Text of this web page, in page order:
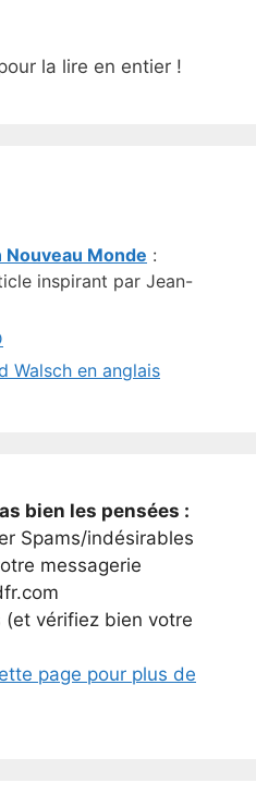
la lire en entier !
Monde :
inspirant par Jean-
Walsch en anglais
bien les pensées :
Spams/indésirables
messagerie
(et vérifiez bien votre
page pour plus de